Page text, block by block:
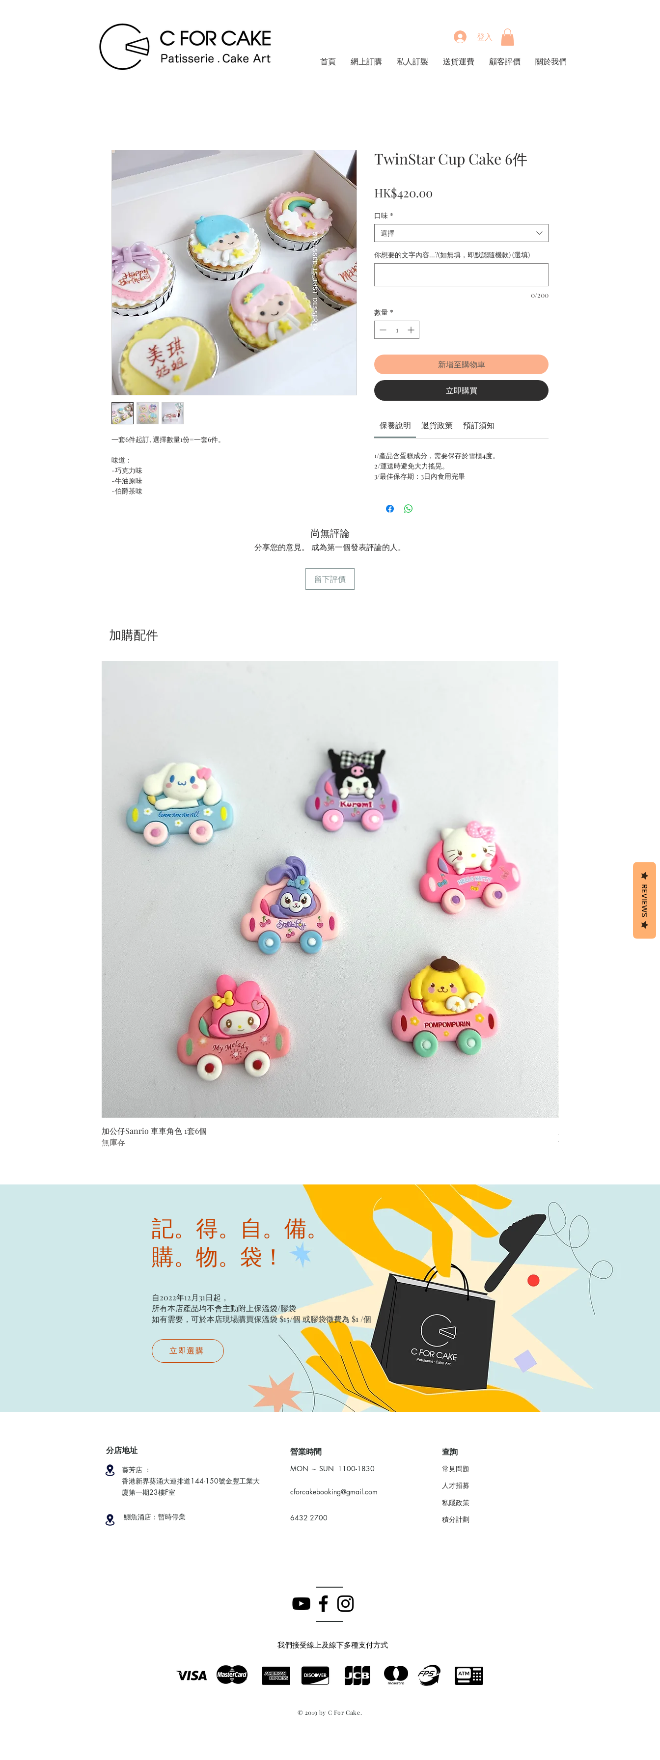
登入
首頁 網上訂購 私人訂製 送貨運費 顧客評價 關於我們
一套6件起訂, 選擇數量1份=一套6件。
味道：
-巧克力味
-牛油原味
-伯爵茶味
TwinStar Cup Cake 6件
HK$420.00
口味 *
選擇
你想要的文字內容...?(如無填，即默認隨機款) (選填)
0/200
數量 *
新增至購物車
立即購買
保養說明 退貨政策 預訂須知
1/產品含蛋糕成分，需要保存於雪櫃4度。
2/運送時避免大力搖晃。
3/最佳保存期：3日內食用完畢
尚無評論
分享您的意見。 成為第一個發表評論的人。
留下評價
加購配件
加公仔Sanrio 車車角色 1套6個
無庫存
無庫存
記。得。自。備。
購。物。袋！
自2022年12月31日起，
所有本店產品均不會主動附上保溫袋/膠袋​
如有需要，可於本店現場購買保溫袋 $15/個​ 或膠袋徵費為 $1 /個
立即選購
分店地址
葵芳店 ：
香港新界葵涌大連排道144-150號金豐工業大
廈第一期23樓F室
鰂魚涌店：暫時停業
​營業時間
MON ～ SUN 1100-1830
cforcakebooking@gmail.com
6432 2700
查詢
常見問題
人才招募
私隱政策
​積分計劃
我們接受線上及線下多種支付方式
© 2019 by C For Cake.
REVIEWS